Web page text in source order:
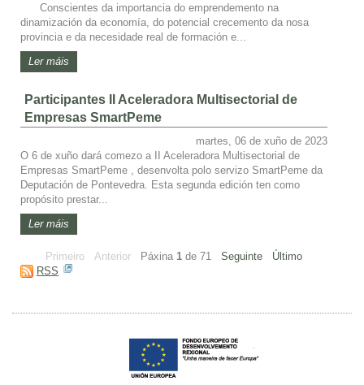
Conscientes da importancia do emprendemento na
dinamización da economía, do potencial crecemento da nosa
provincia e da necesidade real de formación e...
Ler máis
Participantes II Aceleradora Multisectorial de
Empresas SmartPeme
martes, 06 de xuño de 2023
O 6 de xuño dará comezo a II Aceleradora Multisectorial de
Empresas SmartPeme , desenvolta polo servizo SmartPeme da
Deputación de Pontevedra. Esta segunda edición ten como
propósito prestar...
Ler máis
Primeiro Anterior Páxina 1 de 71 Seguinte
Último
RSS